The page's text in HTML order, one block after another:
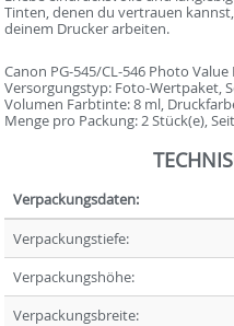
Tinten, denen du vertrauen
deinem Drucker arbeiten.
Canon PG-545/CL-546 Photo
Versorgungstyp: Foto-Wertpaket,
Volumen Farbtinte: 8 ml,
Menge pro Packung: 2 Stück(e),
Verpackungsdaten:
Verpackungstiefe:
Verpackungshöhe:
Verpackungsbreite: